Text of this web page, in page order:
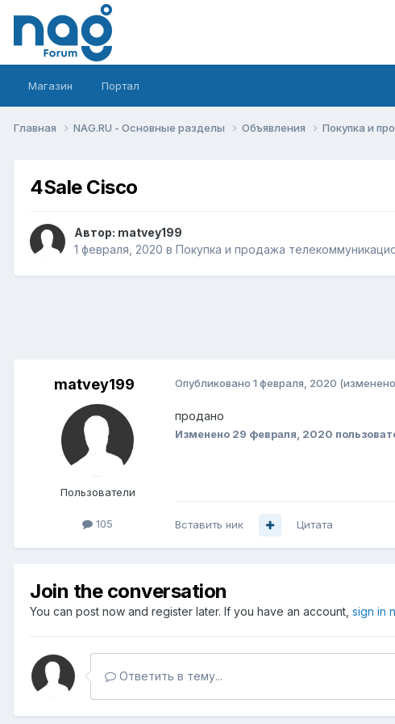
Магазин Портал
Главная NAG.RU - Основные разделы Объявления Покупка и
4Sale Cisсo
Автор: matvey199
1 февраля, 2020 в Покупка и продажа
matvey199
Пользователи
105
Опубликовано 1 февраля, 2020
продано
Изменено 29 февраля, 2020
Вставить ник Цитата
Join the conversation
You can post now and register later. If you have an account, sign in
Ответить в тему...